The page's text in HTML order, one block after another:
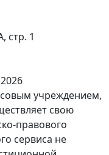
стр. 1
учреждением,
свою
правового
сервиса не